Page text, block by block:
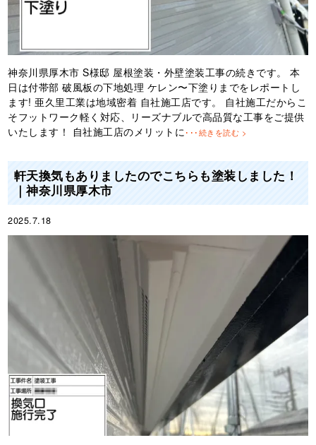
神奈川県厚木市 S様邸 屋根塗装・外壁塗装工事の続きです。 本
日は付帯部 破風板の下地処理 ケレン〜下塗りまでをレポートし
ます! 亜久里工業は地域密着 自社施工店です。 自社施工だからこ
そフットワーク軽く対応、リーズナブルで高品質な工事をご提供
いたします！ 自社施工店のメリットに･･･続きを読む >
軒天換気もありましたのでこちらも塗装しました！
｜神奈川県厚木市
2025.7.18